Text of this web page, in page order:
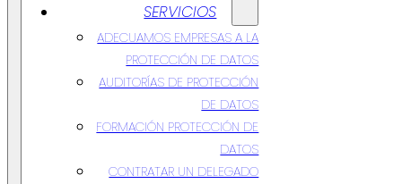
SERVICIOS
ADECUAMOS EMPRESAS A LA
PROTECCIÓN DE DATOS
AUDITORÍAS DE PROTECCIÓN
DE DATOS
FORMACIÓN PROTECCIÓN DE
DATOS
CONTRATAR UN DELEGADO